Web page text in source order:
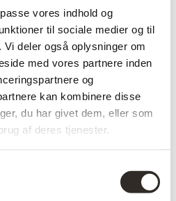
vores indhold og
til sociale medier og til
deler også oplysninger om
med vores partnere inden
og
kan kombinere disse
du har givet dem, eller som
af deres tjenester.
1,5 m. USB-C til USB-C-kabel.
fod. Hvid lysindikator på foden
18650, genopladeligt, udskifteligt
ved 100 %. 3-trins dæmpning.
LED 2700K 3.2W
Blå | Grå | Hvid
Gabriel Tan
24,3 cm